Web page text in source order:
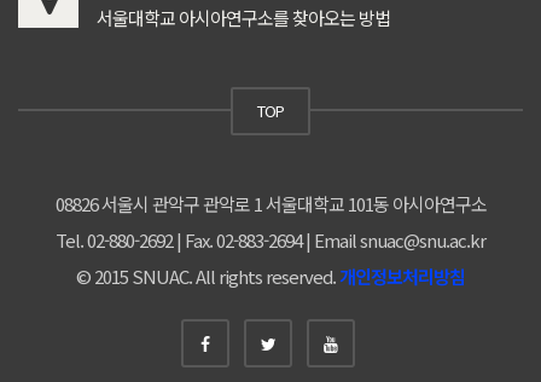
서울대학교 아시아연구소를 찾아오는 방법
TOP
08826 서울시 관악구 관악로 1 서울대학교 101동 아시아연구소
Tel. 02-880-2692 | Fax. 02-883-2694 | Email snuac@snu.ac.kr
© 2015 SNUAC. All rights reserved.개인정보처리방침